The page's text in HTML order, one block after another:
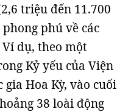
triệu đến 11.700
phú về các
dụ, theo một
Kỷ yếu của Viện
gia Hoa Kỳ, vào cuối
38 loài động